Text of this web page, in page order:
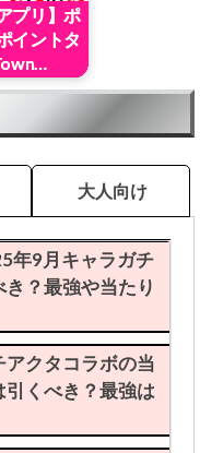
プリ】ポ
イントタ
大人向け
年9月キャラガチ
？最強や当たり
アクタコラボの当
くべき？最強は